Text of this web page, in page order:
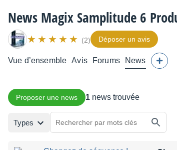
News Magix Samplitude 6
(2) Déposer un avis
Vue d’ensemble Avis Forums News
Proposer une news 1 news trouvée
Types